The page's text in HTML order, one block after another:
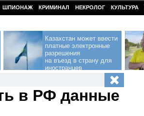
ШПИОНАЖ КРИМИНАЛ НЕКРОЛОГ КУЛЬТУРА
Казахстан может ввести
платные электронные
разрешения
на въезд в страну для
иностранцев
в РФ данные